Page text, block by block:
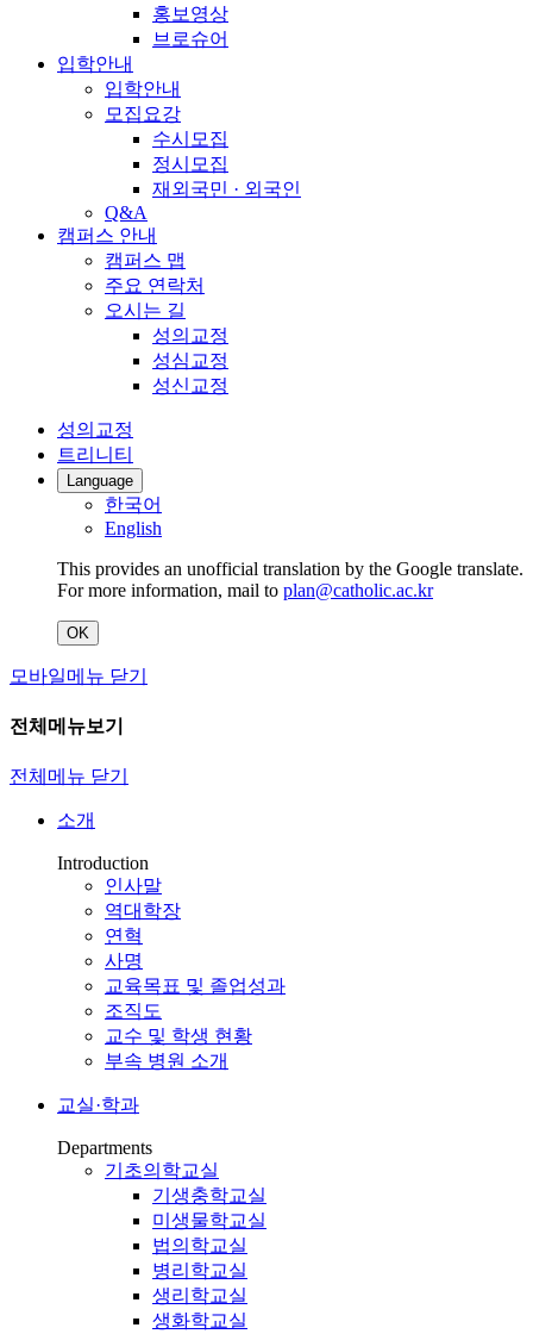
홍보영상
브로슈어
입학안내
입학안내
모집요강
수시모집
정시모집
재외국민 · 외국인
Q&A
캠퍼스 안내
캠퍼스 맵
주요 연락처
오시는 길
성의교정
성심교정
성신교정
성의교정
트리니티
Language
한국어
English
This provides an unofficial translation by the Google translate.
For more information, mail to plan@catholic.ac.kr
OK
모바일메뉴 닫기
전체메뉴보기
전체메뉴 닫기
소개
Introduction
인사말
역대학장
연혁
사명
교육목표 및 졸업성과
조직도
교수 및 학생 현황
부속 병원 소개
교실·학과
Departments
기초의학교실
기생충학교실
미생물학교실
법의학교실
병리학교실
생리학교실
생화학교실